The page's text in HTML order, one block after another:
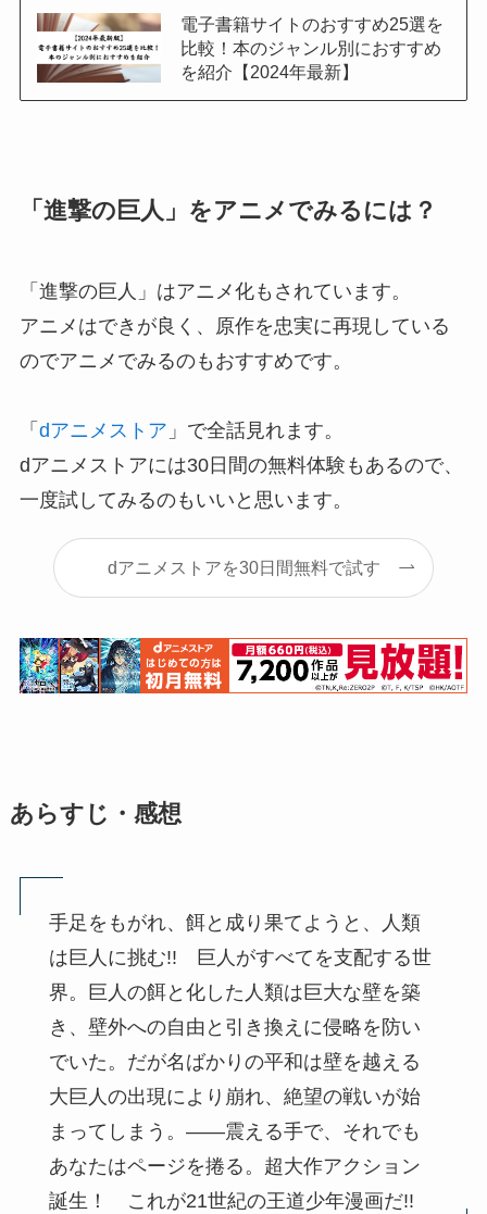
電子書籍サイトのおすすめ25選を
比較！本のジャンル別におすすめ
を紹介【2024年最新】
「進撃の巨人」をアニメでみるには？
「進撃の巨人」はアニメ化もされています。
アニメはできが良く、原作を忠実に再現している
のでアニメでみるのもおすすめです。
「 dアニメストア 」で全話見れます。
dアニメストアには30日間の無料体験もあるので、
一度試してみるのもいいと思います。
dアニメストアを30日間無料で試す
あらすじ・感想
手足をもがれ、餌と成り果てようと、人類
は巨人に挑む!! 巨人がすべてを支配する世
界。巨人の餌と化した人類は巨大な壁を築
き、壁外への自由と引き換えに侵略を防い
でいた。だが名ばかりの平和は壁を越える
大巨人の出現により崩れ、絶望の戦いが始
まってしまう。――震える手で、それでも
あなたはページを捲る。超大作アクション
誕生！ これが21世紀の王道少年漫画だ!!